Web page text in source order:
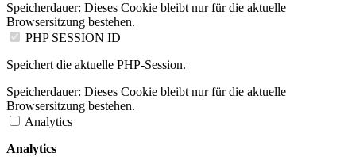
Speicherdauer: Dieses Cookie bleibt nur für die aktuelle
Browsersitzung bestehen.
PHP SESSION ID
Speichert die aktuelle PHP-Session.
Speicherdauer: Dieses Cookie bleibt nur für die aktuelle
Browsersitzung bestehen.
Analytics
Analytics